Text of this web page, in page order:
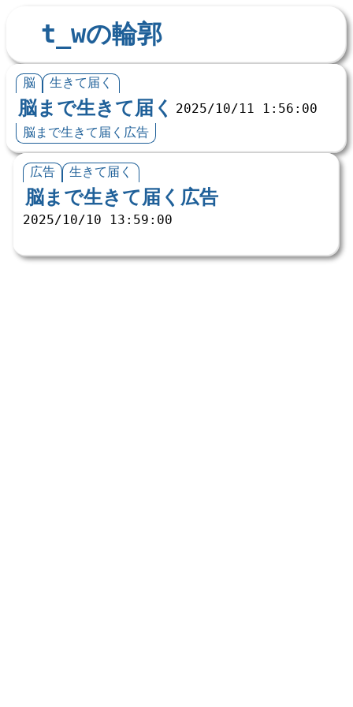
t_wの輪郭
脳 生きて届く
脳まで生きて届く
2025/10/11 1:56:00
脳まで生きて届く広告
広告 生きて届く
脳まで生きて届く広告
2025/10/10 13:59:00